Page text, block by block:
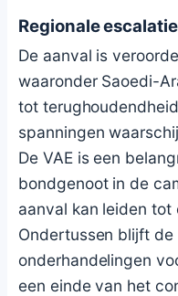
Regionale escalatie
De aanval is
waaronder Saoedi-
tot
spanningen
De VAE is een
bondgenoot in de
aanval kan leiden tot
Ondertussen blijft
onderhandelingen
een einde van het